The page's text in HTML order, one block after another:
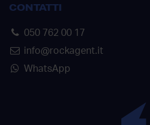
CONTATTI
050 762 00 17
info@rockagent.it
WhatsApp